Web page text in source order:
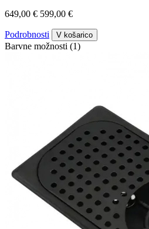
649,00 € 599,00 €
Podrobnosti V košarico
Barvne možnosti (1)